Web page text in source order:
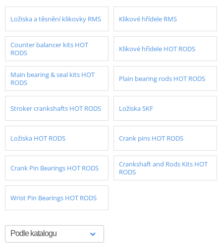
Ložiska a těsnění klikovky RMS Klikové hřídele RMS
Counter balancer kits HOT
RODS
Klikové hřídele HOT RODS
Main bearing & seal kits HOT
RODS
Plain bearing rods HOT RODS
Stroker crankshafts HOT RODS Ložiska SKF
Ložiska HOT RODS Crank pins HOT RODS
Crank Pin Bearings HOT RODS
Crankshaft and Rods Kits HOT
RODS
Wrist Pin Bearings HOT RODS